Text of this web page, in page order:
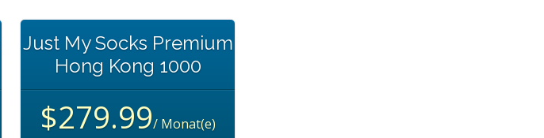
Just My Socks Premium
Hong Kong 1000
$279.99/ Monat(e)